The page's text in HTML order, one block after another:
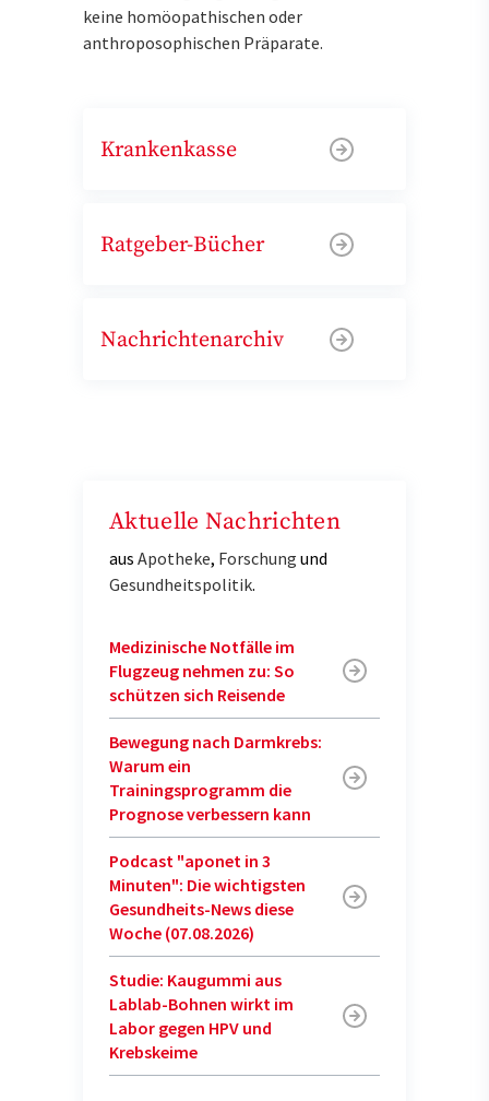
keine homöopathischen oder
anthroposophischen Präparate.
Krankenkasse
Ratgeber-Bücher
Nachrichtenarchiv
Aktuelle Nachrichten
aus Apotheke, Forschung und
Gesundheitspolitik.
Medizinische Notfälle im
Flugzeug nehmen zu: So
schützen sich Reisende
Bewegung nach Darmkrebs:
Warum ein
Trainingsprogramm die
Prognose verbessern kann
Podcast "aponet in 3
Minuten": Die wichtigsten
Gesundheits-News diese
Woche (07.08.2026)
Studie: Kaugummi aus
Lablab-Bohnen wirkt im
Labor gegen HPV und
Krebskeime